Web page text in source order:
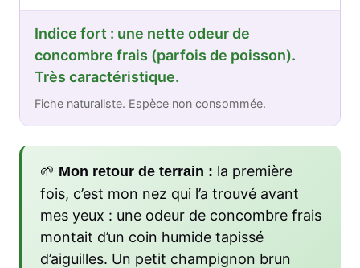
Indice fort : une nette odeur de
concombre frais (parfois de poisson).
Très caractéristique.
Fiche naturaliste. Espèce non consommée.
🌱 Mon retour de terrain : la première
fois, c’est mon nez qui l’a trouvé avant
mes yeux : une odeur de concombre frais
montait d’un coin humide tapissé
d’aiguilles. Un petit champignon brun